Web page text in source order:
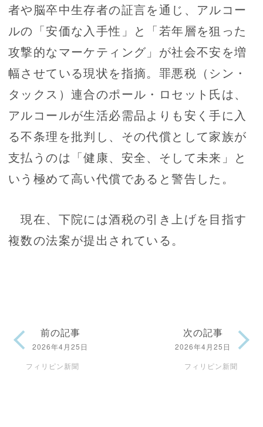
者や脳卒中生存者の証言を通じ、アルコー
ルの「安価な入手性」と「若年層を狙った
攻撃的なマーケティング」が社会不安を増
幅させている現状を指摘。罪悪税（シン・
タックス）連合のポール・ロセット氏は、
アルコールが生活必需品よりも安く手に入
る不条理を批判し、その代償として家族が
支払うのは「健康、安全、そして未来」と
いう極めて高い代償であると警告した。
現在、下院には酒税の引き上げを目指す
複数の法案が提出されている。
前の記事
2026年4月25日
フィリピン新聞
次の記事
2026年4月25日
フィリピン新聞